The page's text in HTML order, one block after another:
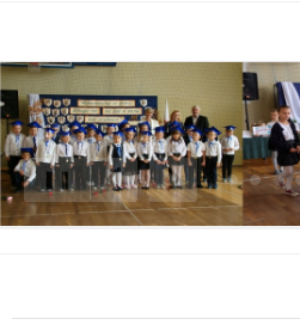
Poprzedni Element
Następny Element
❚❚